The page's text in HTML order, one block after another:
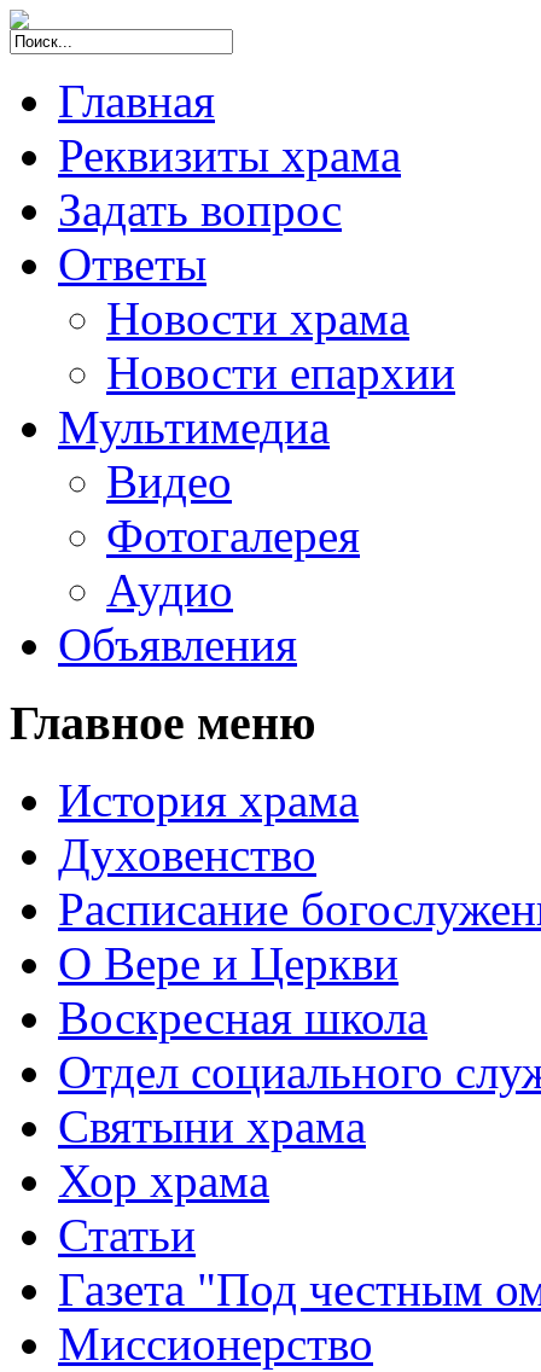
Главная
Реквизиты храма
Задать вопрос
Ответы
Новости храма
Новости епархии
Мультимедиа
Видео
Фотогалерея
Аудио
Объявления
Главное меню
История храма
Духовенство
Расписание
О Вере и Церкви
Воскресная школа
Отдел социального
Святыни храма
Хор храма
Статьи
Газета "Под честным
Миссионерство